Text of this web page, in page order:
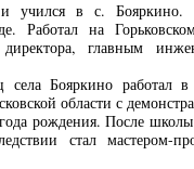
и учился в с.
Работал на
главным
Бояркино работал в
области с
рождения. После
стал мастером-